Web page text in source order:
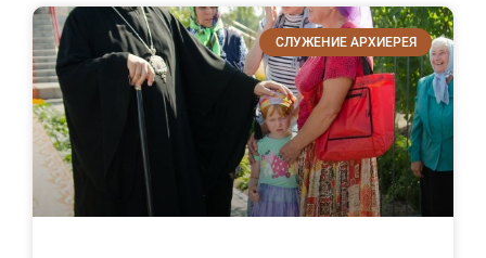
СЛУЖЕНИЕ АРХИЕРЕЯ